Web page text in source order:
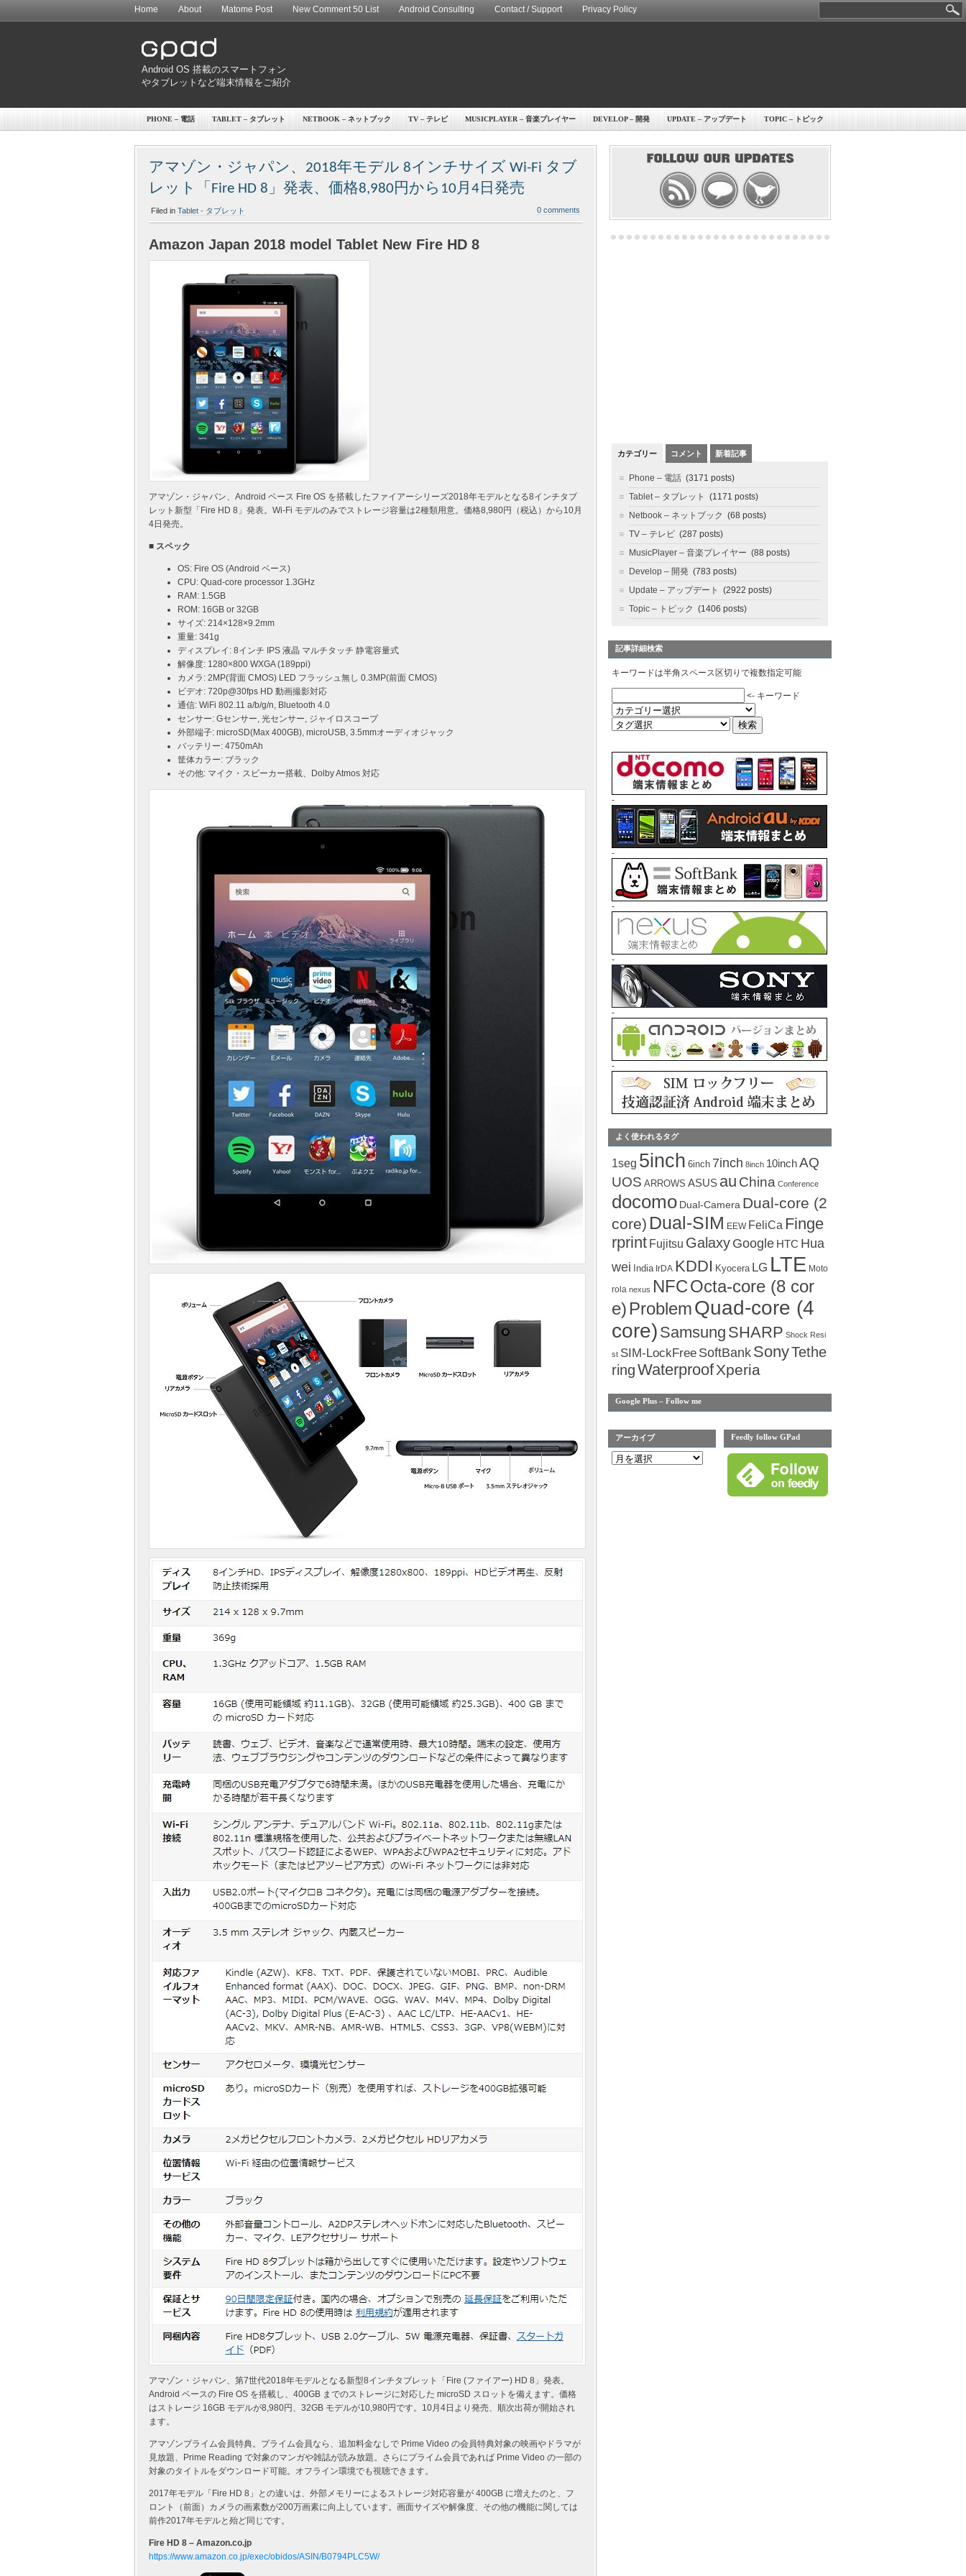
Home About Matome Post New Comment 50 List Android Consulting Contact / Support Privacy Policy
Android OS 搭載のスマートフォン
やタブレットなど端末情報をご紹介
PHONE – 電話 TABLET – タブレット NETBOOK – ネットブック TV – テレビ MUSICPLAYER – 音楽プレイヤー DEVELOP – 開発 UPDATE – アップデート TOPIC – トピック
アマゾン・ジャパン、2018年モデル 8インチサイズ Wi-Fi タブ
レット「Fire HD 8」発表、価格8,980円から10月4日発売
Filed in Tablet - タブレット 0 comments
Amazon Japan 2018 model Tablet New Fire HD 8
アマゾン・ジャパン、Android ベース Fire OS を搭載したファイアーシリーズ2018年モデルとなる8インチタブ
レット新型「Fire HD 8」発表。Wi-Fi モデルのみでストレージ容量は2種類用意。価格8,980円（税込）から10月
4日発売。
■ スペック
OS: Fire OS (Android ベース)
CPU: Quad-core processor 1.3GHz
RAM: 1.5GB
ROM: 16GB or 32GB
サイズ: 214×128×9.2mm
重量: 341g
ディスプレイ: 8インチ IPS 液晶 マルチタッチ 静電容量式
解像度: 1280×800 WXGA (189ppi)
カメラ: 2MP(背面 CMOS) LED フラッシュ無し 0.3MP(前面 CMOS)
ビデオ: 720p@30fps HD 動画撮影対応
通信: WiFi 802.11 a/b/g/n, Bluetooth 4.0
センサー: Gセンサー, 光センサー, ジャイロスコープ
外部端子: microSD(Max 400GB), microUSB, 3.5mmオーディオジャック
バッテリー: 4750mAh
筐体カラー: ブラック
その他: マイク・スピーカー搭載、Dolby Atmos 対応
アマゾン・ジャパン、第7世代2018年モデルとなる新型8インチタブレット「Fire (ファイアー) HD 8」発表。
Android ベースの Fire OS を搭載し、400GB までのストレージに対応した microSD スロットを備えます。価格
はストレージ 16GB モデルが8,980円、32GB モデルが10,980円です。10月4日より発売、順次出荷が開始され
ます。
アマゾンプライム会員特典。プライム会員なら、追加料金なしで Prime Video の会員特典対象の映画やドラマが
見放題、Prime Reading で対象のマンガや雑誌が読み放題。さらにプライム会員であれば Prime Video の一部の
対象のタイトルをダウンロード可能。オフライン環境でも視聴できます。
2017年モデル「Fire HD 8」との違いは、外部メモリーによるストレージ対応容量が 400GB に増えたのと、フ
ロント（前面）カメラの画素数が200万画素に向上しています。画面サイズや解像度、その他の機能に関しては
前作2017年モデルと殆ど同じです。
Fire HD 8 – Amazon.co.jp
https://www.amazon.co.jp/exec/obidos/ASIN/B0794PLC5W/
カテゴリー コメント 新着記事
Phone – 電話 (3171 posts)
Tablet – タブレット
(1171 posts)
Netbook – ネットブック (68 posts)
TV – テレビ (287 posts)
MusicPlayer – 音楽プレイヤー (88 posts)
Develop – 開発 (783 posts)
Update – アップデート
(2922 posts)
Topic – トピック (1406 posts)
記事詳細検索
キーワードは半角スペース区切りで複数指定可能
<- キーワード
-
-
-
-
-
-
よく使われるタグ
1seg 5inch 6inch 7inch 8inch 10inchAQ
UOS ARROWS ASUS au China Conference
docomo Dual-Camera Dual-core (2
core) Dual-SIM EEW FeliCa Finge
rprint Fujitsu Galaxy Google HTC Hua
wei India IrDA KDDI Kyocera LG LTE Moto
rola nexus NFCOcta-core (8 cor
e) ProblemQuad-core (4
core) Samsung SHARP Shock Resi
st SIM-LockFree SoftBank SonyTethe
ringWaterproofXperia
Google Plus – Follow me
アーカイブ Feedly follow GPad